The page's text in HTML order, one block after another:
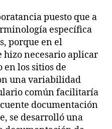
puesto que a
específica
porque en el
hizo necesario aplicar
los sitios de
una variabilidad
común facilitaría
documentación
se desarrolló una